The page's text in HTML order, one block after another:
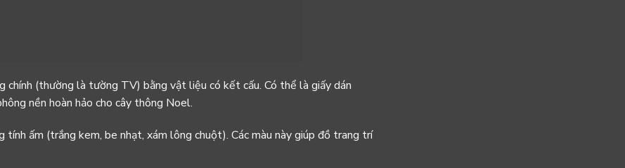
chính (thường là tường TV) bằng vật liệu có kết cấu. Có thể là giấy dán
nền hoàn hảo cho cây thông Noel.
tính ấm (trắng kem, be nhạt, xám lông chuột). Các màu này giúp đồ trang trí